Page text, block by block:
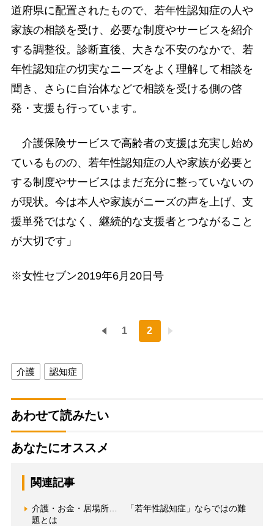
道府県に配置されたもので、若年性認知症の人や
家族の相談を受け、必要な制度やサービスを紹介
する調整役。診断直後、大きな不安のなかで、若
年性認知症の切実なニーズをよく理解して相談を
聞き、さらに自治体などで相談を受ける側の啓
発・支援も行っています。
介護保険サービスで高齢者の支援は充実し始め
ているものの、若年性認知症の人や家族が必要と
する制度やサービスはまだ充分に整っていないの
が現状。今は本人や家族がニーズの声を上げ、支
援単発ではなく、継続的な支援者とつながること
が大切です」
※女性セブン2019年6月20日号
1 2
介護 認知症
あわせて読みたい
あなたにオススメ
関連記事
介護・お金・居場所… 「若年性認知症」ならではの難
題とは